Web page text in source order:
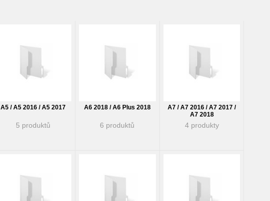
A5 / A5 2016 / A5 2017
5 produktů
A6 2018 / A6 Plus 2018
6 produktů
A7 / A7 2016 / A7 2017 /
A7 2018
4 produkty